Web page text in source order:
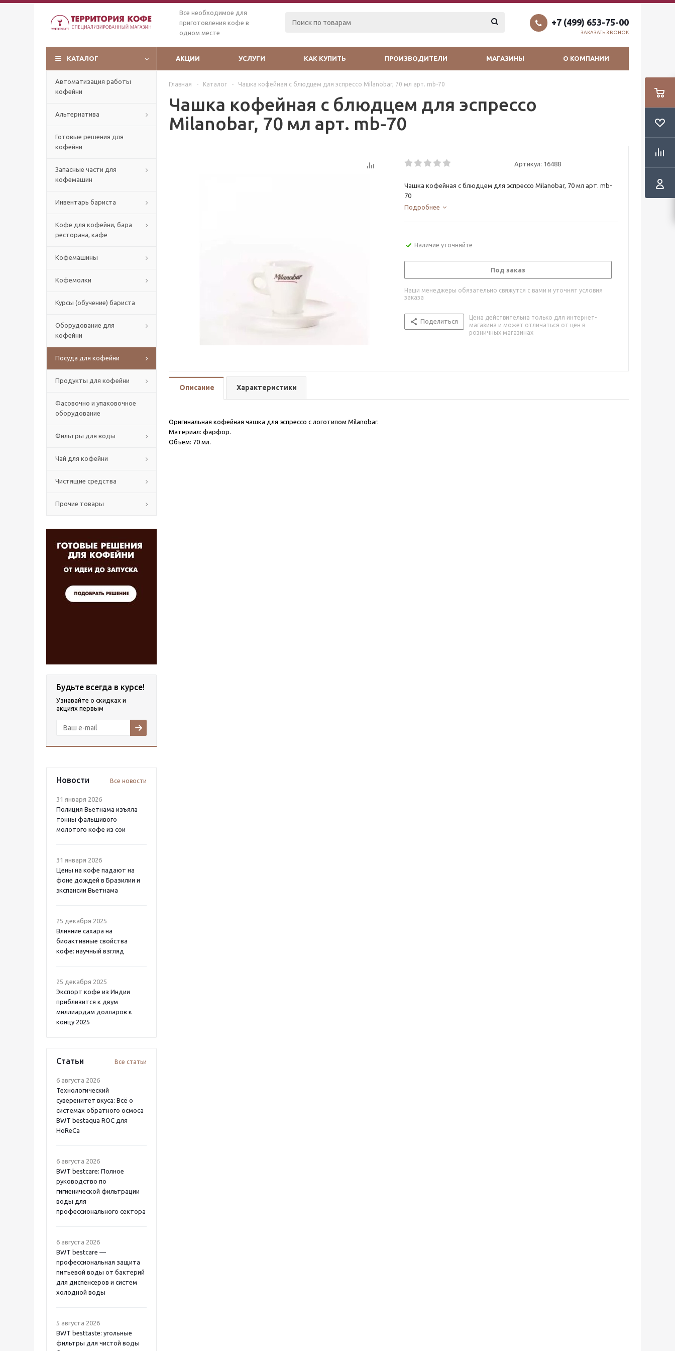
Все необходимое для
приготовления кофе в
одном месте
+7 (499) 653-75-00
ЗАКАЗАТЬ ЗВОНОК
КАТАЛОГ АКЦИИ УСЛУГИ КАК КУПИТЬ ПРОИЗВОДИТЕЛИ МАГАЗИНЫ О КОМПАНИИ
Автоматизация работы
кофейни
Альтернатива
Готовые решения для
кофейни
Запасные части для
кофемашин
Инвентарь бариста
Кофе для кофейни, бара
ресторана, кафе
Кофемашины
Кофемолки
Курсы (обучение) бариста
Оборудование для
кофейни
Посуда для кофейни
Продукты для кофейни
Фасовочно и упаковочное
оборудование
Фильтры для воды
Чай для кофейни
Чистящие средства
Прочие товары
Будьте всегда в курсе!
Узнавайте о скидках и
акциях первым
Новости Все новости
31 января 2026
Полиция Вьетнама изъяла
тонны фальшивого
молотого кофе из сои
31 января 2026
Цены на кофе падают на
фоне дождей в Бразилии и
экспансии Вьетнама
25 декабря 2025
Влияние сахара на
биоактивные свойства
кофе: научный взгляд
25 декабря 2025
Экспорт кофе из Индии
приблизится к двум
миллиардам долларов к
концу 2025
Статьи Все статьи
6 августа 2026
Технологический
суверенитет вкуса: Всё о
системах обратного осмоса
BWT bestaqua ROC для
HoReCa
6 августа 2026
BWT bestcare: Полное
руководство по
гигиенической фильтрации
воды для
профессионального сектора
6 августа 2026
BWT bestcare —
профессиональная защита
питьевой воды от бактерий
для диспенсеров и систем
холодной воды
5 августа 2026
BWT besttaste: угольные
фильтры для чистой воды
Главная - Каталог - Чашка кофейная с блюдцем для эспрессо Milanobar, 70 мл арт. mb-70
Чашка кофейная с блюдцем для эспрессо
Milanobar, 70 мл арт. mb-70
Артикул: 16488
Чашка кофейная с блюдцем для эспрессо Milanobar, 70 мл арт. mb-
70
Подробнее
Наличие уточняйте
Под заказ
Наши менеджеры обязательно свяжутся с вами и уточнят условия
заказа
Поделиться
Цена действительна только для интернет-
магазина и может отличаться от цен в
розничных магазинах
Описание Характеристики
Оригинальная кофейная чашка для эспрессо с логотипом Milanobar.
Материал: фарфор.
Объем: 70 мл.